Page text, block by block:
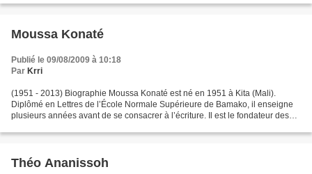
Moussa Konaté
Publié le 09/08/2009 à 10:18
Par Krri
(1951 - 2013) Biographie Moussa Konaté est né en 1951 à Kita (Mali).
Diplômé en Lettres de l’École Normale Supérieure de Bamako, il enseigne
plusieurs années avant de se consacrer à l’écriture. Il est le fondateur des
Théo Ananissoh